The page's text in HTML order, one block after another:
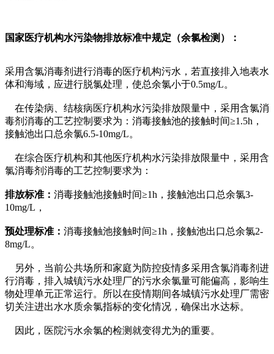
国家医疗机构水污染物排放标准中规定（余氯检测）：
采用含氯消毒剂进行消毒的医疗机构污水，若直接排入地表水
体和海域，应进行脱氯处理，使总余氯小于0.5mg/L。
在传染病、结核病医疗机构水污染排放限量中，采用含氯消
毒剂消毒的工艺控制要求为：消毒接触池的接触时间≥1.5h，
接触池出口总余氯6.5-10mg/L。
在综合医疗机构和其他医疗机构水污染排放限量中，采用含
氯消毒剂消毒的工艺控制要求为：
排放标准： 消毒接触池接触时间≥1h，接触池出口总余氯3-
10mg/L，
预处理标准： 消毒接触池接触时间≥1h，接触池出口总余氯2-
8mg/L。
另外，当前公共场所和家庭为防控疫情多采用含氯消毒剂进
行消毒，排入城镇污水处理厂的污水余氯量可能偏高，影响生
物处理单元正常运行。所以在疫情期间各城镇污水处理厂需密
切关注进出水水质余氯指标的变化情况，确保出水达标。
因此，医院污水余氯的检测就变得尤为的重要。